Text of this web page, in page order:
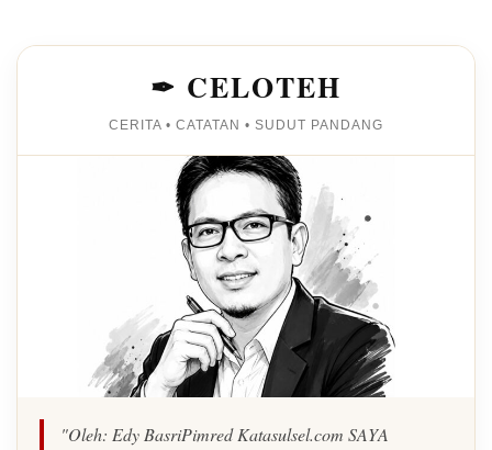
✒ CELOTEH
CERITA • CATATAN • SUDUT PANDANG
"Oleh: Edy BasriPimred Katasulsel.com SAYA